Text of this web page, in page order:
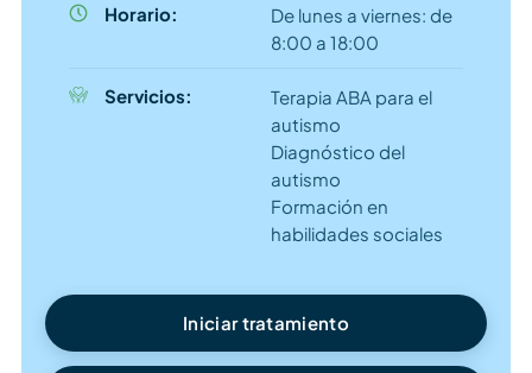
Horario:
De lunes a viernes: de
8:00 a 18:00
Servicios:
Terapia ABA para el
autismo
Diagnóstico del
autismo
Formación en
habilidades sociales
Iniciar tratamiento